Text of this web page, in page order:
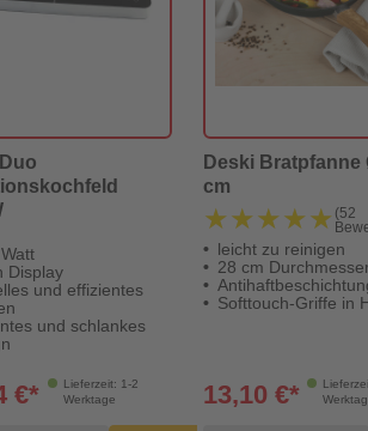
Display
und effizientes
und schlankes
Lieferzeit: 1-2
Werktage
€*
Deski Bratpfanne
cm
★★★★★
★★★★★ (52
leicht zu reinigen
28 cm
Softtouch-Griffe in
13,10 €*